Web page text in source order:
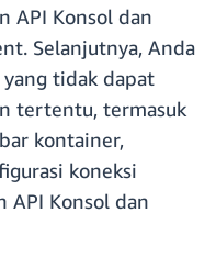
API Konsol dan
Selanjutnya, Anda
tidak dapat
tertentu, termasuk
kontainer,
koneksi
API Konsol dan